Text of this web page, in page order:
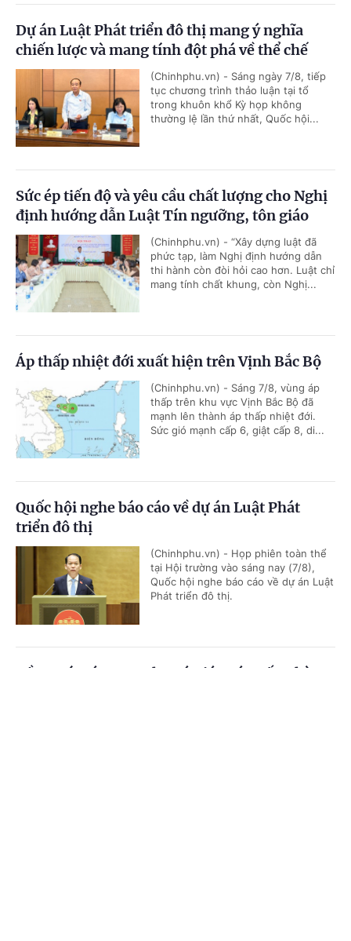
Dự án Luật Phát triển đô thị mang ý nghĩa
chiến lược và mang tính đột phá về thể chế
(Chinhphu.vn) - Sáng ngày 7/8, tiếp
tục chương trình thảo luận tại tổ
trong khuôn khổ Kỳ họp không
thường lệ lần thứ nhất, Quốc hội...
Sức ép tiến độ và yêu cầu chất lượng cho Nghị
định hướng dẫn Luật Tín ngưỡng, tôn giáo
(Chinhphu.vn) - “Xây dựng luật đã
phức tạp, làm Nghị định hướng dẫn
thi hành còn đòi hỏi cao hơn. Luật chỉ
mang tính chất khung, còn Nghị...
Áp thấp nhiệt đới xuất hiện trên Vịnh Bắc Bộ
(Chinhphu.vn) - Sáng 7/8, vùng áp
thấp trên khu vực Vịnh Bắc Bộ đã
mạnh lên thành áp thấp nhiệt đới.
Sức gió mạnh cấp 6, giật cấp 8, di...
Quốc hội nghe báo cáo về dự án Luật Phát
triển đô thị
(Chinhphu.vn) - Họp phiên toàn thể
tại Hội trường vào sáng nay (7/8),
Quốc hội nghe báo cáo về dự án Luật
Phát triển đô thị.
Tầm soát sớm ung thư vú giúp cứu sống hàng